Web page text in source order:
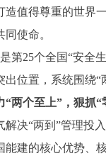
造值得尊重的世界
使命。
第25个全国“安全
出位置，系统围绕
“两个至上”，狠抓
解决“两到”管理投
能建的核心优势、